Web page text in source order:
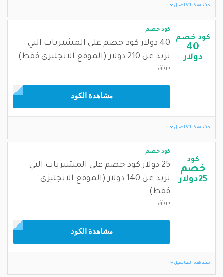
مشاهدة التفاصيل
كود خصم
40
دولار
كود خصم
40 دولار كود خصم على المشتريات التي
تزيد عن 210 دولار (الموقع الانجليزي فقط)
موثق
مشاهدة الكود
مشاهدة التفاصيل
كود
خصم
25دولار
كود خصم
25 دولار كود خصم على المشتريات التي
تزيد عن 140 دولار (الموقع الانجليزي
فقط)
موثق
مشاهدة الكود
مشاهدة التفاصيل